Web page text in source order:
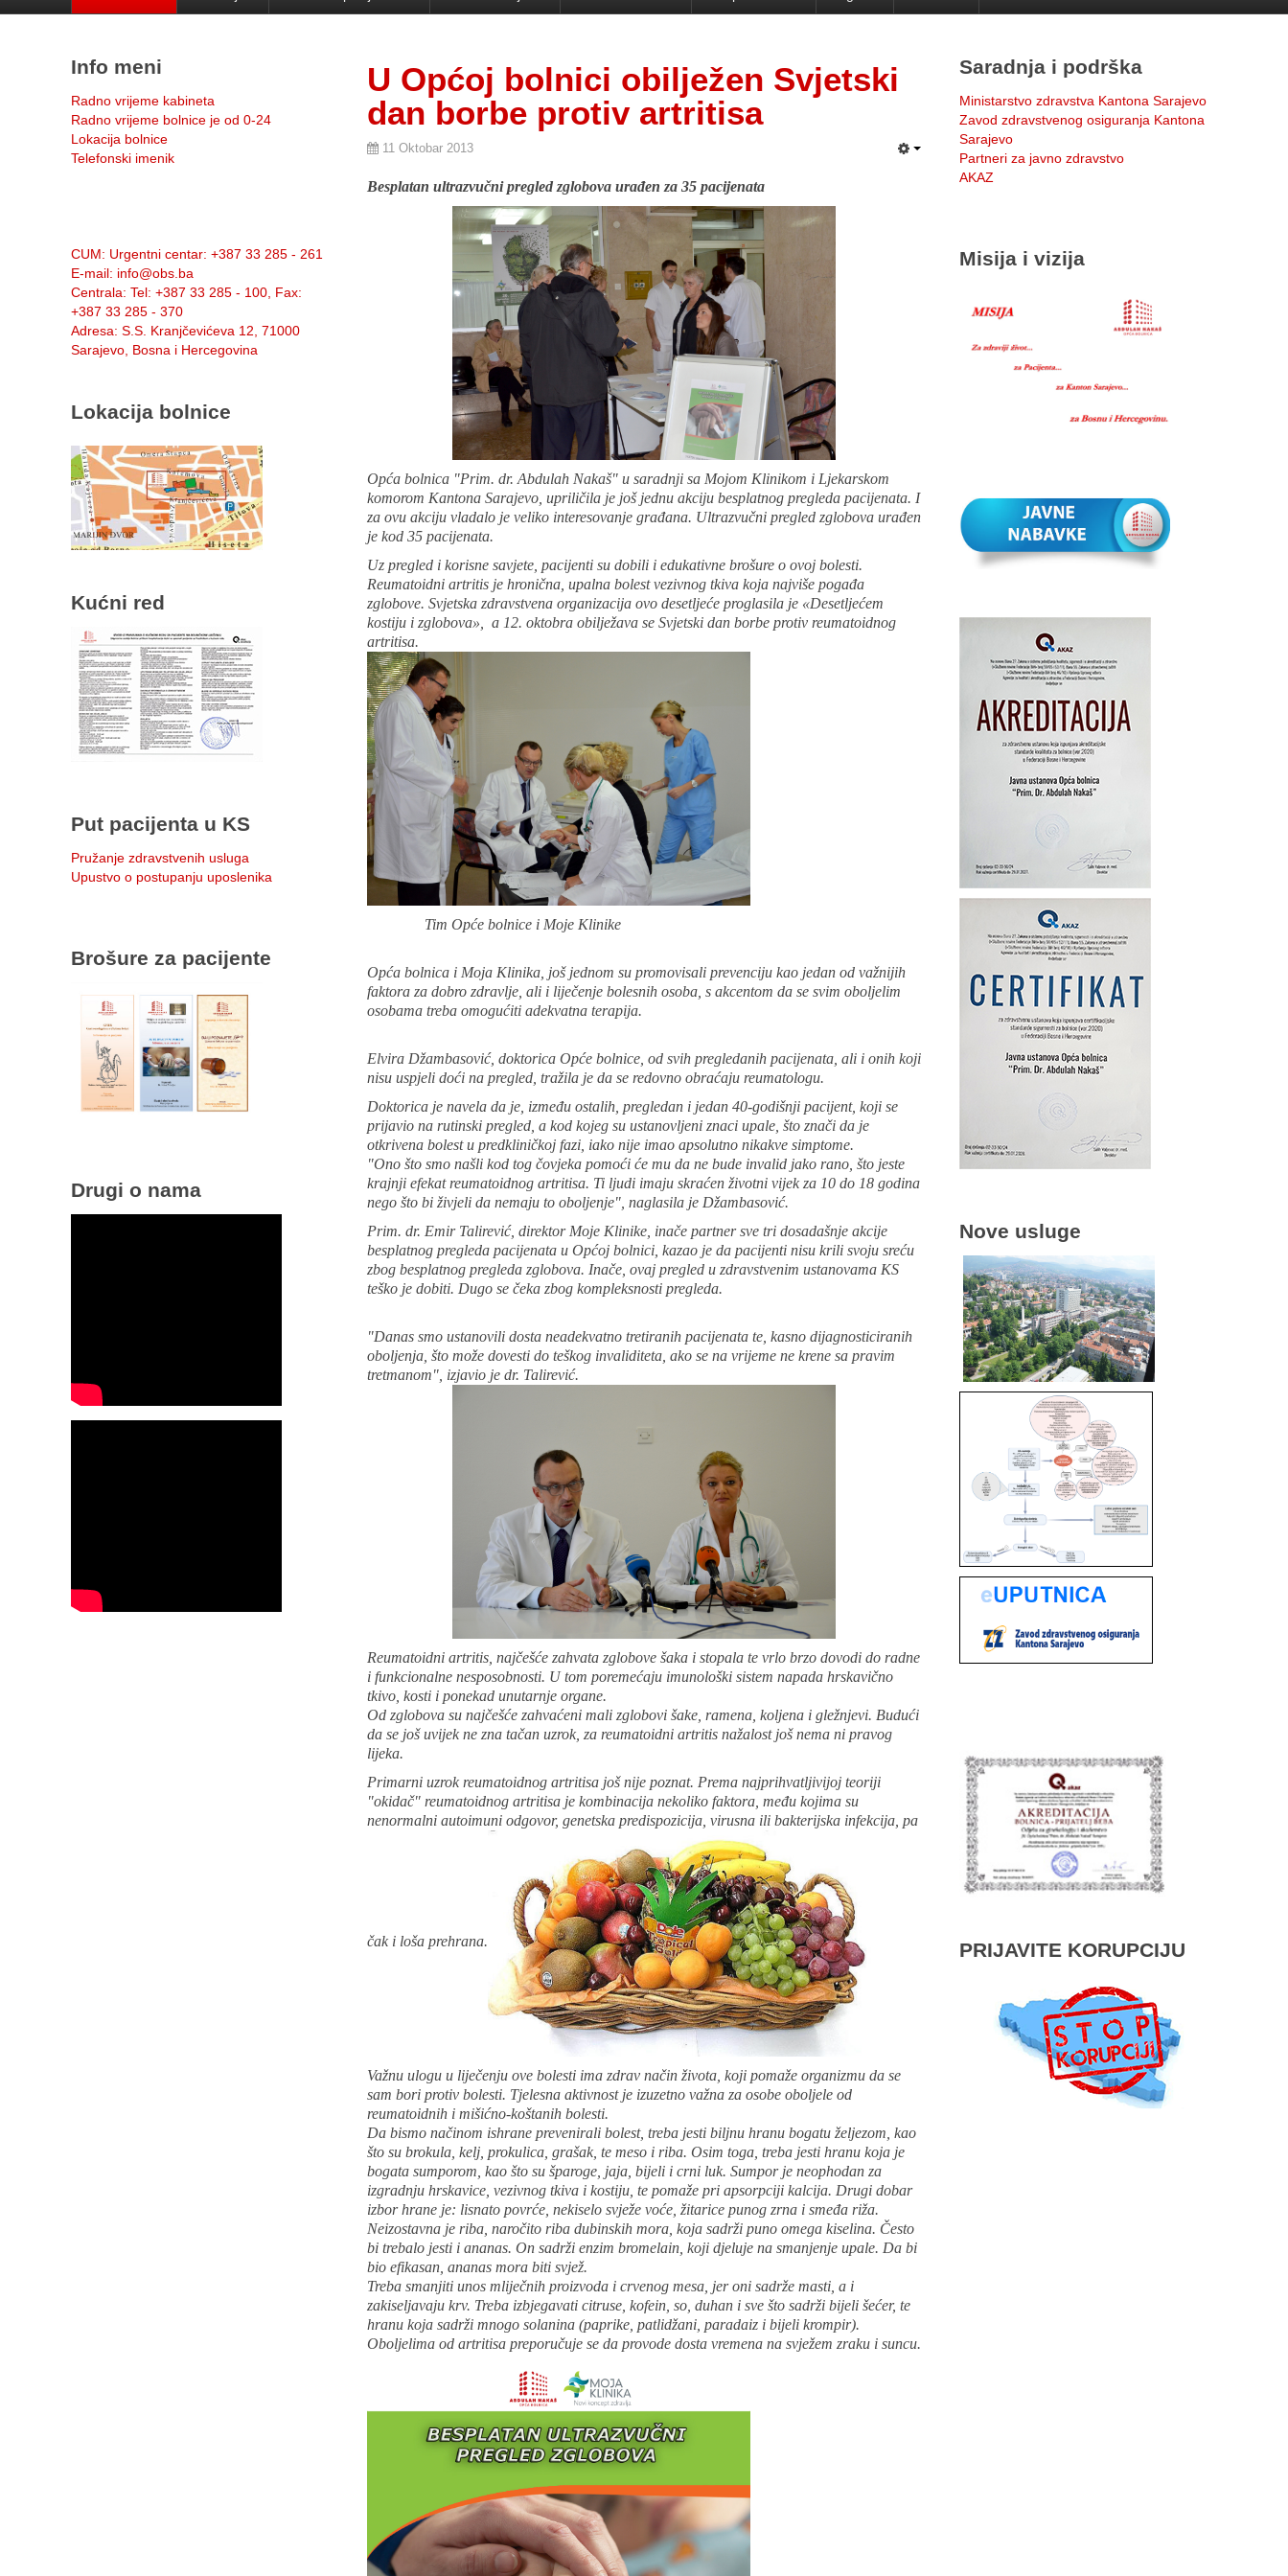
U Općoj bolnici obilježen Svjetski
dan borbe protiv artritisa
11 Oktobar 2013
Besplatan ultrazvučni pregled zglobova urađen za 35 pacijenata
Opća bolnica "Prim. dr. Abdulah Nakaš" u saradnji sa Mojom Klinikom i Ljekarskom
komorom Kantona Sarajevo, upriličila je još jednu akciju besplatnog pregleda pacijenata. I
za ovu akciju vladalo je veliko interesovanje građana. Ultrazvučni pregled zglobova urađen
je kod 35 pacijenata.
Uz pregled i korisne savjete, pacijenti su dobili i edukativne brošure o ovoj bolesti.
Reumatoidni artritis je hronična, upalna bolest vezivnog tkiva koja najviše pogađa
zglobove. Svjetska zdravstvena organizacija ovo desetljeće proglasila je «Desetljećem
kostiju i zglobova», a 12. oktobra obilježava se Svjetski dan borbe protiv reumatoidnog
artritisa.
Tim Opće bolnice i Moje Klinike
Opća bolnica i Moja Klinika, još jednom su promovisali prevenciju kao jedan od važnijih
faktora za dobro zdravlje, ali i liječenje bolesnih osoba, s akcentom da se svim oboljelim
osobama treba omogućiti adekvatna terapija.
Elvira Džambasović, doktorica Opće bolnice, od svih pregledanih pacijenata, ali i onih koji
nisu uspjeli doći na pregled, tražila je da se redovno obraćaju reumatologu.
Doktorica je navela da je, između ostalih, pregledan i jedan 40-godišnji pacijent, koji se
prijavio na rutinski pregled, a kod kojeg su ustanovljeni znaci upale, što znači da je
otkrivena bolest u predkliničkoj fazi, iako nije imao apsolutno nikakve simptome.
"Ono što smo našli kod tog čovjeka pomoći će mu da ne bude invalid jako rano, što jeste
krajnji efekat reumatoidnog artritisa. Ti ljudi imaju skraćen životni vijek za 10 do 18 godina
nego što bi živjeli da nemaju to oboljenje", naglasila je Džambasović.
Prim. dr. Emir Talirević, direktor Moje Klinike, inače partner sve tri dosadašnje akcije
besplatnog pregleda pacijenata u Općoj bolnici, kazao je da pacijenti nisu krili svoju sreću
zbog besplatnog pregleda zglobova. Inače, ovaj pregled u zdravstvenim ustanovama KS
teško je dobiti. Dugo se čeka zbog kompleksnosti pregleda.
"Danas smo ustanovili dosta neadekvatno tretiranih pacijenata te, kasno dijagnosticiranih
oboljenja, što može dovesti do teškog invaliditeta, ako se na vrijeme ne krene sa pravim
tretmanom", izjavio je dr. Talirević.
Reumatoidni artritis, najčešće zahvata zglobove šaka i stopala te vrlo brzo dovodi do radne
i funkcionalne nesposobnosti. U tom poremećaju imunološki sistem napada hrskavično
tkivo, kosti i ponekad unutarnje organe.
Od zglobova su najčešće zahvaćeni mali zglobovi šake, ramena, koljena i gležnjevi. Budući
da se još uvijek ne zna tačan uzrok, za reumatoidni artritis nažalost još nema ni pravog
lijeka.
Primarni uzrok reumatoidnog artritisa još nije poznat. Prema najprihvatljivijoj teoriji
"okidač" reumatoidnog artritisa je kombinacija nekoliko faktora, među kojima su
nenormalni autoimuni odgovor, genetska predispozicija, virusna ili bakterijska infekcija, pa
čak i loša prehrana.
Važnu ulogu u liječenju ove bolesti ima zdrav način života, koji pomaže organizmu da se
sam bori protiv bolesti. Tjelesna aktivnost je izuzetno važna za osobe oboljele od
reumatoidnih i mišićno-koštanih bolesti.
Da bismo načinom ishrane prevenirali bolest, treba jesti biljnu hranu bogatu željezom, kao
što su brokula, kelj, prokulica, grašak, te meso i riba. Osim toga, treba jesti hranu koja je
bogata sumporom, kao što su šparoge, jaja, bijeli i crni luk. Sumpor je neophodan za
izgradnju hrskavice, vezivnog tkiva i kostiju, te pomaže pri apsorpciji kalcija. Drugi dobar
izbor hrane je: lisnato povrće, nekiselo svježe voće, žitarice punog zrna i smeđa riža.
Neizostavna je riba, naročito riba dubinskih mora, koja sadrži puno omega kiselina. Često
bi trebalo jesti i ananas. On sadrži enzim bromelain, koji djeluje na smanjenje upale. Da bi
bio efikasan, ananas mora biti svjež.
Treba smanjiti unos mliječnih proizvoda i crvenog mesa, jer oni sadrže masti, a i
zakiseljavaju krv. Treba izbjegavati citruse, kofein, so, duhan i sve što sadrži bijeli šećer, te
hranu koja sadrži mnogo solanina (paprike, patlidžani, paradaiz i bijeli krompir).
Oboljelima od artritisa preporučuje se da provode dosta vremena na svježem zraku i suncu.
Info meni
Radno vrijeme kabineta
Radno vrijeme bolnice je od 0-24
Lokacija bolnice
Telefonski imenik
CUM: Urgentni centar: +387 33 285 - 261
E-mail: info@obs.ba
Centrala: Tel: +387 33 285 - 100, Fax:
+387 33 285 - 370
Adresa: S.S. Kranjčevićeva 12, 71000
Sarajevo, Bosna i Hercegovina
Lokacija bolnice
Kućni red
Put pacijenta u KS
Pružanje zdravstvenih usluga
Upustvo o postupanju uposlenika
Brošure za pacijente
Drugi o nama
Saradnja i podrška
Ministarstvo zdravstva Kantona Sarajevo
Zavod zdravstvenog osiguranja Kantona
Sarajevo
Partneri za javno zdravstvo
AKAZ
Misija i vizija
Nove usluge
PRIJAVITE KORUPCIJU